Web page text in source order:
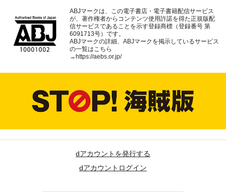
ABJマークは、この電子書店・電子書籍配信サービス
が、著作権者からコンテンツ使用許諾を得た正規版配
信サービスであることを示す登録商標（登録番号 第
6091713号）です。
ABJマークの詳細、ABJマークを掲示しているサービス
の一覧はこちら
→ https://aebs.or.jp/
dアカウントを発行する
dアカウントログイン